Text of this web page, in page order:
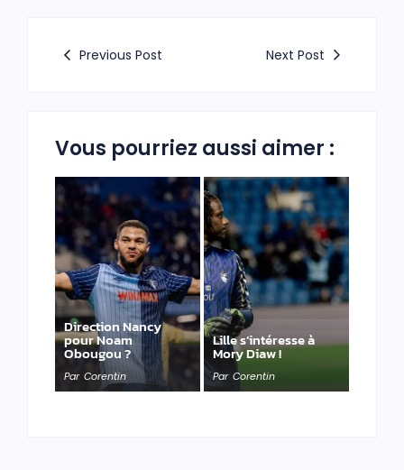
Previous Post Next Post
Vous pourriez aussi aimer :
Direction Nancy
pour Noam
Obougou ?
Par Corentin
Lille s’intéresse à
Mory Diaw !
Par Corentin